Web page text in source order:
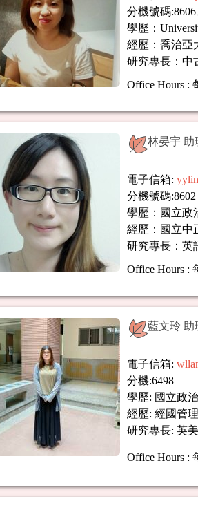
分機號碼:8606
學歷：
經歷：喬治亞
研究專長： 中
Office Hours:
林晏宇 助
電子信箱:
分機號碼:8602
學歷：國立政
經歷：國立中
研究專長：英
Office Hours:
藍文玲 助
電子信箱:
分機:6498
學歷: 國立政
經歷: 經國管
研究專長: 英
Office Hours: